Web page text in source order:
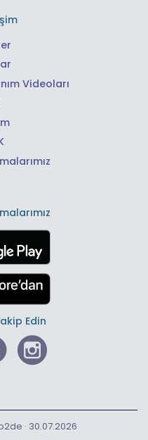
Videoları
Edin
· 30.07.2026